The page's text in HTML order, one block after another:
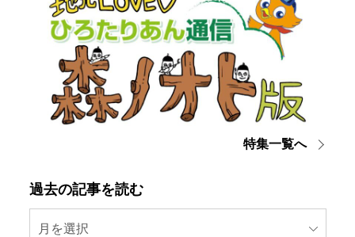
特集一覧へ
過去の記事を読む
月を選択